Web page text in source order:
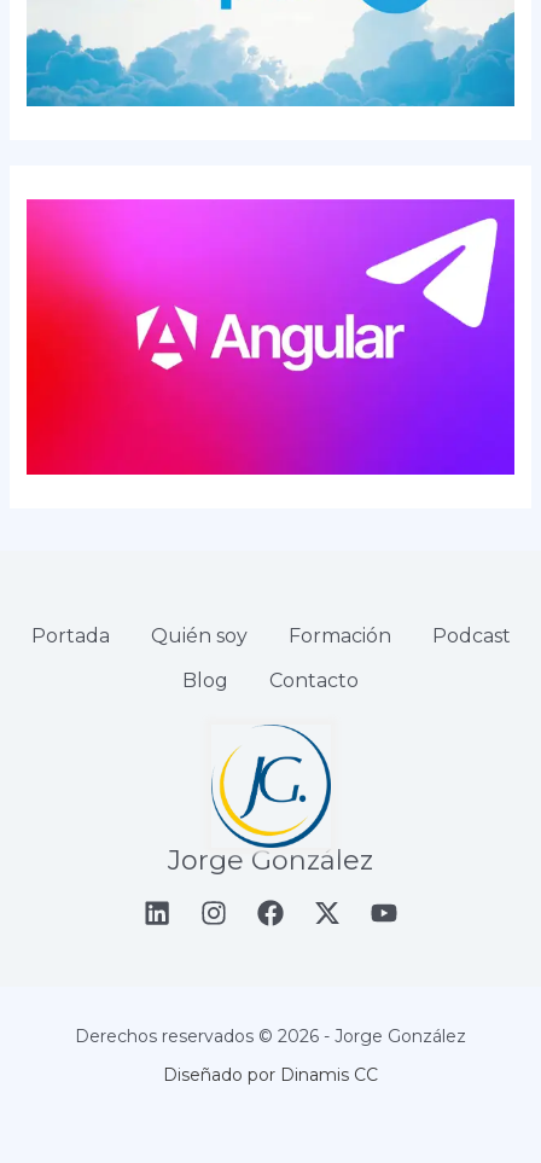
Portada Quién soy Formación
Podcast
Blog
Contacto
Jorge González
Derechos reservados © 2026 - Jorge González
Diseñado por Dinamis CC